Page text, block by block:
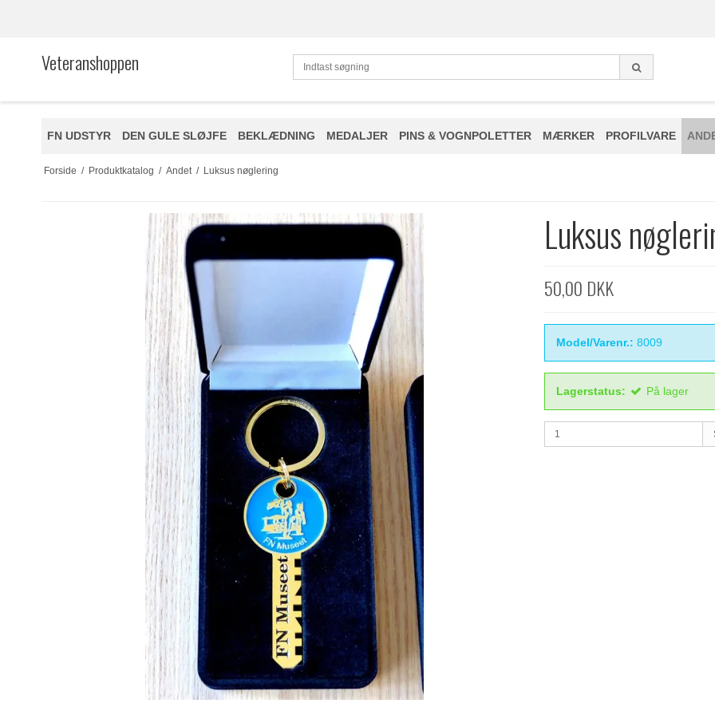
Veteranshoppen
FN UDSTYR DEN GULE SLØJFE BEKLÆDNING MEDALJER PINS & VOGNPOLETTER MÆRKER PROFILVARE
Forside / Produktkatalog / Andet / Luksus nøglering
Luksus
50,00 DKK
Model/Varenr.: 8009
Lagerstatus: På lager